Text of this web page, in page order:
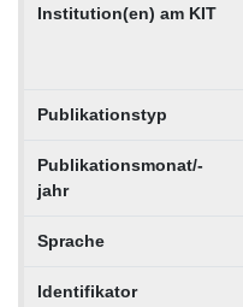
Institution(en) am KIT
Publikationstyp
Publikationsmonat/-
jahr
Sprache
Identifikator